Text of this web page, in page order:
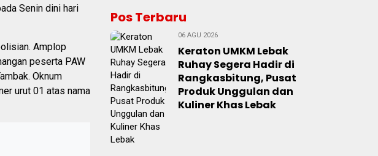
Senin dini hari
Amplop
peserta PAW
Oknum
urut 01 atas nama
Pos Terbaru
06 AGU 2026
Keraton UMKM Lebak
Ruhay Segera Hadir di
Rangkasbitung, Pusat
Produk Unggulan dan
Kuliner Khas Lebak